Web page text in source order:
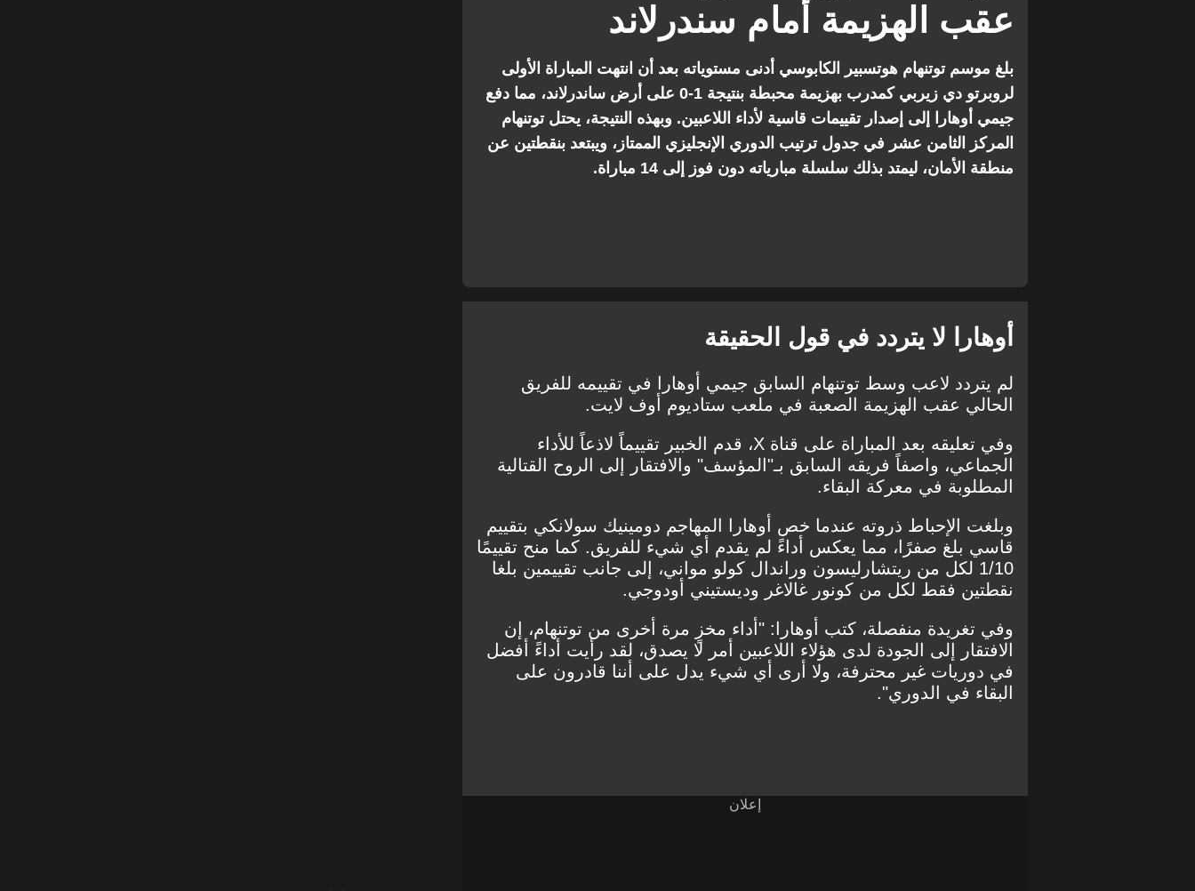
عقب الهزيمة أمام سندرلاند
بلغ موسم توتنهام هوتسبير الكابوسي أدنى مستوياته بعد أن انتهت المباراة الأولى
لروبرتو دي زيربي كمدرب بهزيمة محبطة بنتيجة 1-0 على أرض ساندرلاند، مما دفع
جيمي أوهارا إلى إصدار تقييمات قاسية لأداء اللاعبين. وبهذه النتيجة، يحتل توتنهام
المركز الثامن عشر في جدول ترتيب الدوري الإنجليزي الممتاز، ويبتعد بنقطتين عن
منطقة الأمان، ليمتد بذلك سلسلة مبارياته دون فوز إلى 14 مباراة.
أوهارا لا يتردد في قول الحقيقة
لم يتردد لاعب وسط توتنهام السابق جيمي أوهارا في تقييمه للفريق
الحالي عقب الهزيمة الصعبة في ملعب ستاديوم أوف لايت.
وفي تعليقه بعد المباراة على قناة X
، قدم الخبير تقييماً لاذعاً للأداء
الجماعي، واصفاً فريقه السابق بـ"المؤسف" والافتقار إلى الروح القتالية
المطلوبة في معركة البقاء.
وبلغت الإحباط ذروته عندما خص أوهارا المهاجم دومينيك سولانكي بتقييم
قاسي بلغ صفرًا، مما يعكس أداءً لم يقدم أي شيء للفريق. كما منح تقييمًا
1/10 لكل من ريتشارليسون وراندال كولو مواني، إلى جانب تقييمين بلغا
نقطتين فقط لكل من كونور غالاغر وديستيني أودوجي.
وفي تغريدة منفصلة، كتب أوهارا: "أداء مخزٍ مرة أخرى من توتنهام، إن
الافتقار إلى الجودة لدى هؤلاء اللاعبين أمر لا يصدق، لقد رأيت أداءً أفضل
في دوريات غير محترفة، ولا أرى أي شيء يدل على أننا قادرون على
البقاء في الدوري".
إعلان